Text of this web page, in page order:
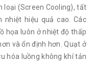
loại (Screen Cooling), tất
hiệu quả cao. Các
họa luôn ở nhiệt độ thấp
và ổn định hơn. Quạt ở
hóa luồng không khí tản